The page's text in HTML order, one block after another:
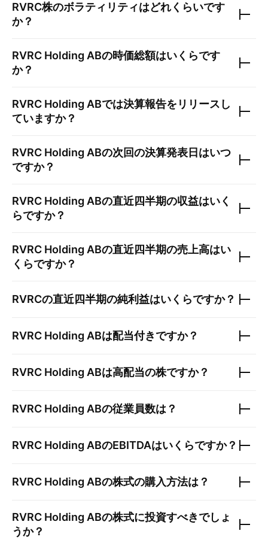
RVRC株のボラティリティはどれくらいです
か？
RVRC Holding ABの時価総額はいくらです
か？
RVRC Holding ABでは決算報告をリリースし
ていますか？
RVRC Holding ABの次回の決算発表日はいつ
ですか？
RVRC Holding ABの直近四半期の収益はいく
らですか？
RVRC Holding ABの直近四半期の売上高はい
くらですか？
RVRCの直近四半期の純利益はいくらですか？
RVRC Holding ABは配当付きですか？
RVRC Holding ABは高配当の株ですか？
RVRC Holding ABの従業員数は？
RVRC Holding ABのEBITDAはいくらですか？
RVRC Holding ABの株式の購入方法は？
RVRC Holding ABの株式に投資すべきでしょ
うか？